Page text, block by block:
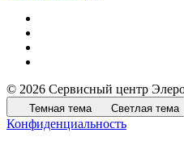
© 2026 Сервисный центр
Темная тема Светлая тема
Конфиденциальность